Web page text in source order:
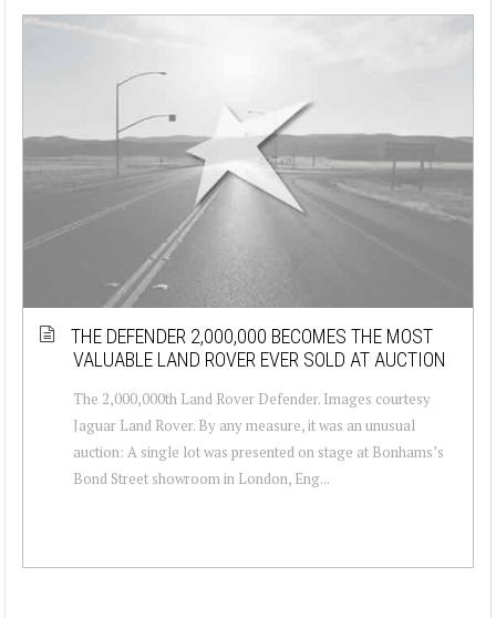
THE DEFENDER 2,000,000 BECOMES THE MOST
VALUABLE LAND ROVER EVER SOLD AT AUCTION
The 2,000,000th Land Rover Defender. Images courtesy
Jaguar Land Rover. By any measure, it was an unusual
auction: A single lot was presented on stage at Bonhams’s
Bond Street showroom in London, Eng...